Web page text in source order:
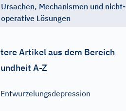
Ursachen, Mechanismen und nicht-
operative Lösungen
Artikel aus dem Bereich
A-Z
Entwurzelungsdepression